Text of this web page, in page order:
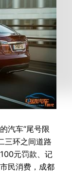
汽车“尾号限
三环之间道路
元罚款、记
民消费，成都